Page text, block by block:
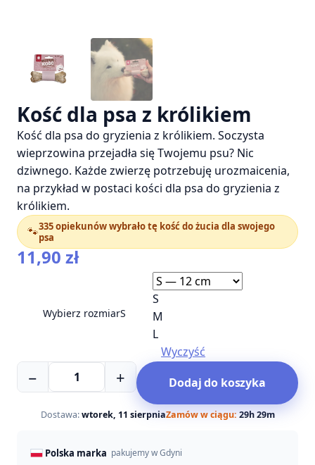
Kość dla psa z królikiem
Kość dla psa do gryzienia z królikiem. Soczysta
wieprzowina przejadła się Twojemu psu? Nic
dziwnego. Każde zwierzę potrzebuję urozmaicenia,
na przykład w postaci kości dla psa do gryzienia z
królikiem.
🐾335 opiekunów wybrało tę kość do żucia dla swojego
psa
11,90zł
Wybierz rozmiarS
S
M
L
Wyczyść
−
ilość
Kość
królikiem
+ Dodaj do koszyka
Dostawa: wtorek, 11 sierpniaZamów w ciągu: 29h 29m
Polska marka pakujemy w Gdyni